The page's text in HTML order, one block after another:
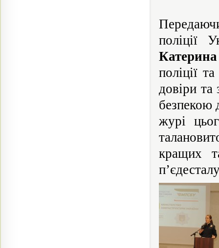
поліції
поліції
довіри та
безпекою
журі
кращих